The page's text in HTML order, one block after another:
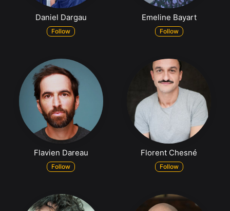
Daniel Dargau
Follow
Emeline Bayart
Follow
Flavien Dareau
Follow
Florent Chesné
Follow